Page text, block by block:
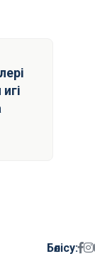
Бөлісу: